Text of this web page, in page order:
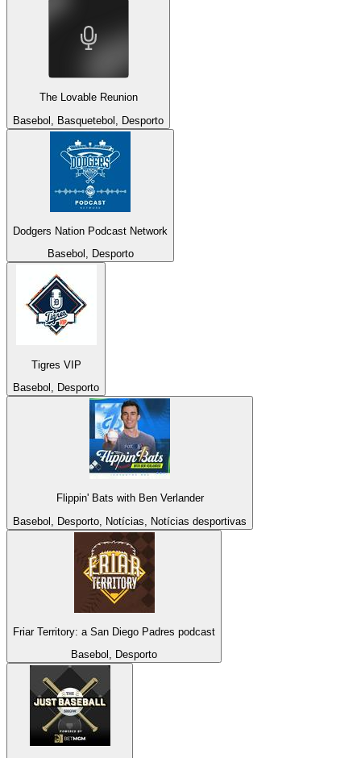
The Lovable Reunion
Basebol, Basquetebol, Desporto
Dodgers Nation Podcast Network
Basebol, Desporto
Tigres VIP
Basebol, Desporto
Flippin' Bats with Ben Verlander
Basebol, Desporto, Notícias, Notícias desportivas
Friar Territory: a San Diego Padres podcast
Basebol, Desporto